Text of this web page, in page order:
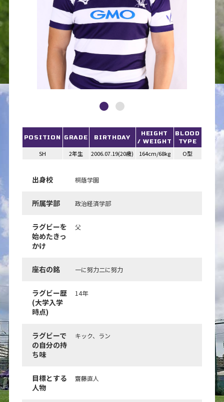
POSITION GRADE BIRTHDAY
HEIGHT
/ WEIGHT
BLOOD
TYPE
SH 2年生 2006.07.19(20歳) 164cm/68kg O型
出身校 桐蔭学園
所属学部 政治経済学部
ラグビーを
始めたきっ
かけ
父
座右の銘 一に努力二に努力
ラグビー歴
(大学入学
時点)
14年
ラグビーで
の自分の持
ち味
キック、ラン
目標とする
人物
齋藤直人